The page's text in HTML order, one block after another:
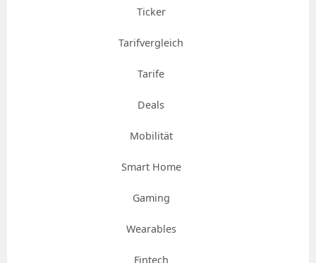
Ticker
Tarifvergleich
Tarife
Deals
Mobilität
Smart Home
Gaming
Wearables
Fintech